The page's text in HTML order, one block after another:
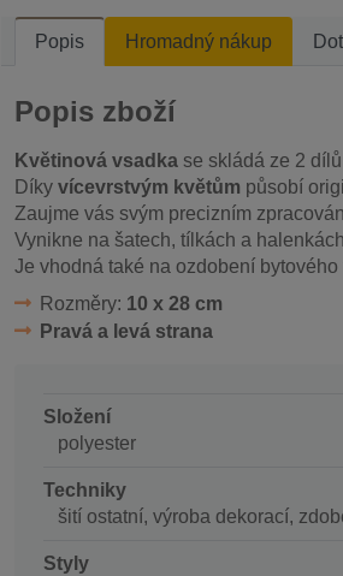
Popis Hromadný nákup
Popis zboží
Květinová vsadka se skládá ze 2
Díky vícevrstvým květům působí
Zaujme vás svým precizním
Vynikne na šatech, tílkách a
Je vhodná také na ozdobení
Rozměry: 10 x 28 cm
Pravá a levá strana
Složení
polyester
Techniky
šití ostatní, výroba dekorací,
Styly